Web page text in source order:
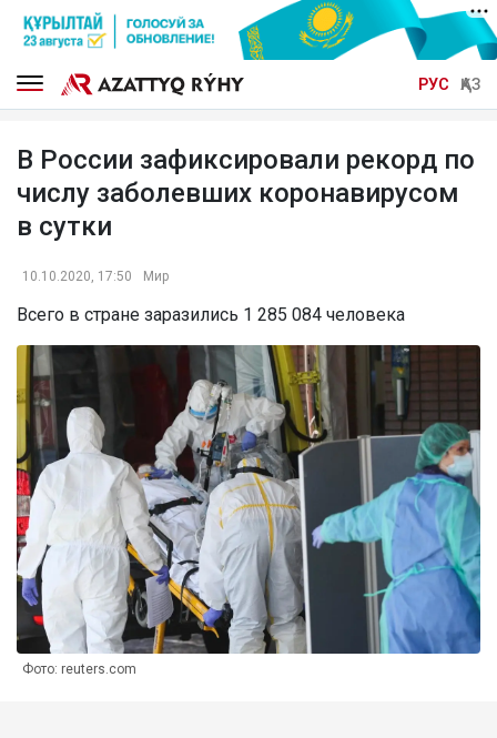
РУС ҚАЗ
В России зафиксировали рекорд по
числу заболевших коронавирусом
в сутки
10.10.2020, 17:50 Мир
Всего в стране заразились 1 285 084 человека
Фото: reuters.com